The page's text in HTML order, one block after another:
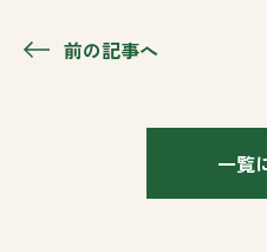
前の記事へ
一覧